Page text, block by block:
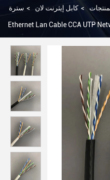
> كابل إيثرنت لان > سترة PVC 250MHz
Ethernet Lan Cable CCA UTP